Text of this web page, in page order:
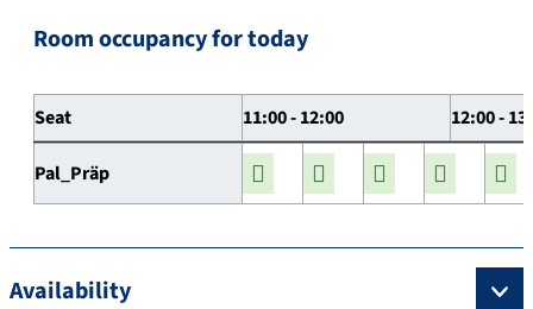
Room occupancy for today
Seat 11:00 - 12:00 12:00 -
Pal_Präp
Availability